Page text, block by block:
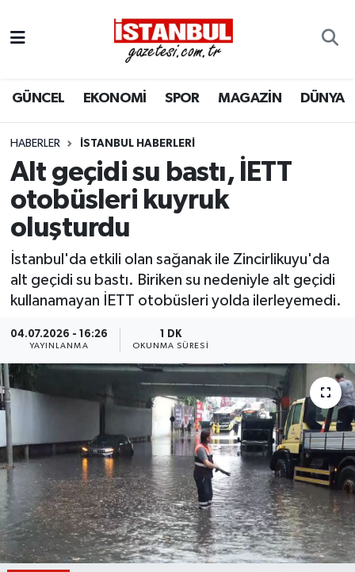
GÜNCEL EKONOMİ SPOR MAGAZİN DÜNYA
HABERLER İSTANBUL HABERLERI
Alt geçidi su bastı, İETT
otobüsleri kuyruk
oluşturdu
İstanbul'da etkili olan sağanak ile Zincirlikuyu'da
alt geçidi su bastı. Biriken su nedeniyle alt geçidi
kullanamayan İETT otobüsleri yolda ilerleyemedi.
04.07.2026 - 16:26
YAYINLANMA
1 DK
OKUNMA SÜRESI
EKONOMİ
İSTANBUL
DÜNYA
SPOR
MAGAZİN
KÜLTÜR SANAT
SAĞLIK
BİLİM VE TEKNOLOJİ
KURUMSAL
Nöbetçi Eczaneler
Hava Durumu
Trafik Durumu
Süper Lig Puan Durumu ve Fikstür
Tüm Manşetler
Son Dakika Haberleri
Haber Arşivi